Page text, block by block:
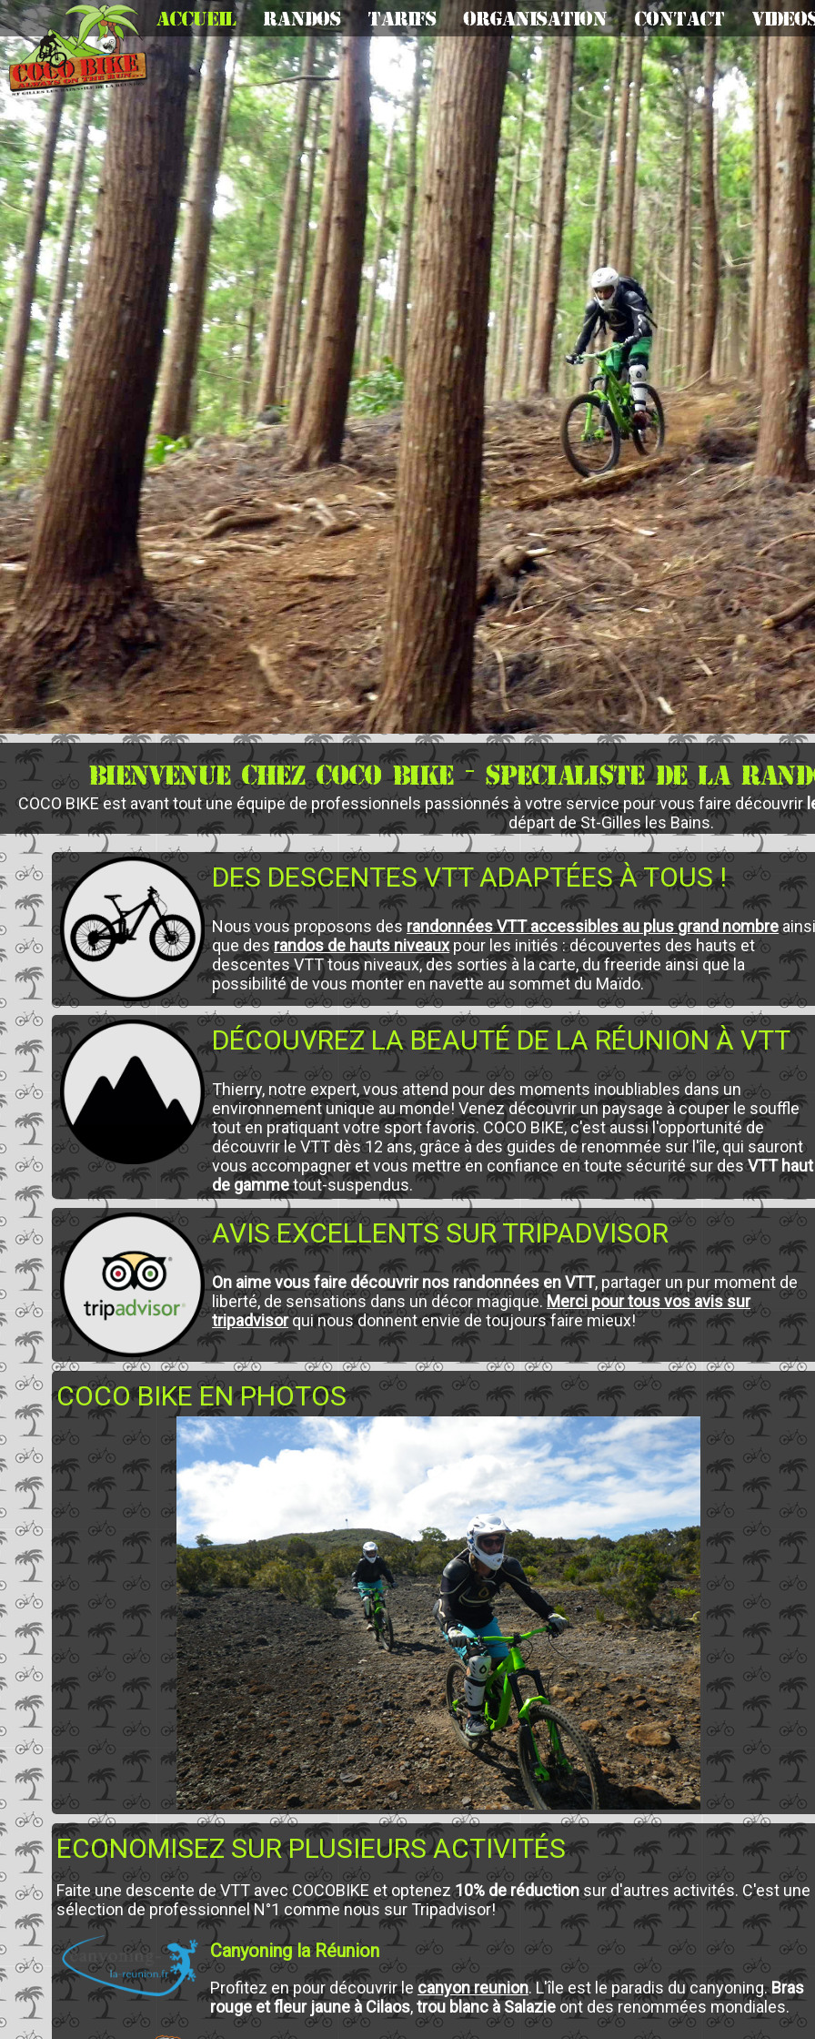
Accueil Randos Tarifs Organisation Contact
BIENVENUE CHEZ COCO BIKE - SPECIALISTE DE LA
COCO BIKE est avant tout une équipe de professionnels passionnés à votre service pour vous faire découvrir
départ de St-Gilles les Bains.
DES DESCENTES VTT ADAPTÉES À TOUS !
Nous vous proposons desrandonnées VTT accessibles au plus grand nombre
que desrandos de hauts niveauxpour les initiés : découvertes des hauts et
descentes VTT tous niveaux, des sorties à la carte, du freeride ainsi que la
possibilité de vous monter en navette au sommet du Maïdo.
DÉCOUVREZ LA BEAUTÉ DE LA RÉUNION À VTT
Thierry, notre expert, vous attend pour des moments inoubliables dans un
environnement unique au monde! Venez découvrir un paysage à couper le souffle
tout en pratiquant votre sport favoris. COCO BIKE, c'est aussi l'opportunité de
découvrir le VTT dès 12 ans, grâce à des guides de renommée sur l'île, qui sauront
vous accompagner et vous mettre en confiance en toute sécurité sur desVTT haut
de gammetout-suspendus.
AVIS EXCELLENTS SUR TRIPADVISOR
On aime vous faire découvrir nos randonnées en VTT, partager un pur moment de
liberté, de sensations dans un décor magique.Merci pour tous vos avis sur
tripadvisorqui nous donnent envie de toujours faire mieux!
COCO BIKE EN PHOTOS
ECONOMISEZ SUR PLUSIEURS ACTIVITÉS
Faite une descente de VTT avec COCOBIKE et optenez10% de réductionsur d'autres activités. C'est une
sélection de professionnel N°1 comme nous sur Tripadvisor!
Canyoning la Réunion
Profitez en pour découvrir lecanyon reunion. L'île est le paradis du canyoning.Bras
rouge et fleur jaune à Cilaos,trou blanc à Salazieont des renommées mondiales.